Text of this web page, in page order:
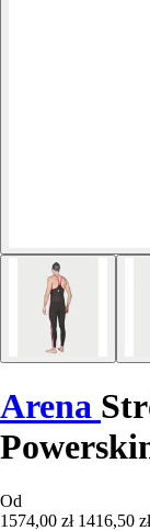
Arena
Od
1574,00 zł 1416,50 zł